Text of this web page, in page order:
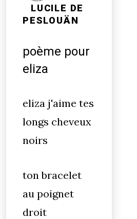
LUCILE DE
PESLOUÄN
poème pour
eliza
eliza j'aime tes
longs cheveux
noirs
ton bracelet
au poignet
droit